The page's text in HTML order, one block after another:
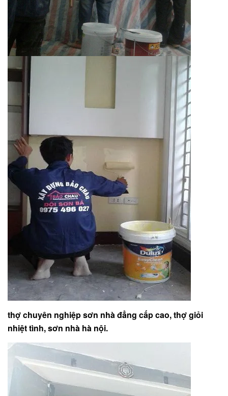
thợ chuyên nghiệp sơn nhà đẳng cấp cao, thợ giỏi
nhiệt tình, sơn nhà hà nội.